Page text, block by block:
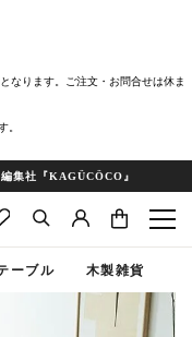
なります。ご注文・お問合せは休ま
。
集社『KAGÜCÖCO』
ーブル 木製雑貨